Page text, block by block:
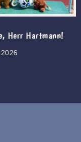
Herr Hartmann!